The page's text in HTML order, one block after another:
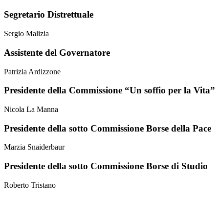
Segretario Distrettuale
Sergio Malizia
Assistente del Governatore
Patrizia Ardizzone
Presidente della Commissione “Un soffio per la Vita”
Nicola La Manna
Presidente della sotto Commissione Borse della Pace
Marzia Snaiderbaur
Presidente della sotto Commissione Borse di Studio
Roberto Tristano